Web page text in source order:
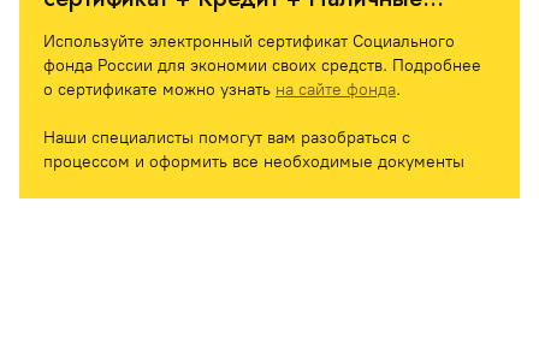
Используйте электронный сертификат Социального
фонда России для экономии своих средств. Подробнее
о сертификате можно узнать на сайте фонда.
Наши специалисты помогут вам разобраться с
процессом и оформить все необходимые документы